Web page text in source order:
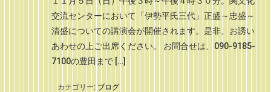
交流センターにおいて「伊勢平氏三代」正盛～忠盛～
清盛についての講演会が開催されます。是非、お誘い
あわせの上ご出席ください。 お問合せは、090-9185-
7100の豊田まで […]
カテゴリー: ブログ